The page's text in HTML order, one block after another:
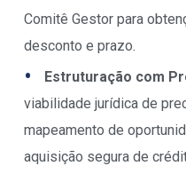
Comitê Gestor para
desconto e prazo.
Estruturação com
viabilidade jurídica de
mapeamento de
aquisição segura de